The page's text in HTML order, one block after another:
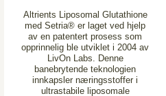
Altrients Liposomal Glutathione
med Setria® er laget ved hjelp
av en patentert prosess som
opprinnelig ble utviklet i 2004 av
LivOn Labs. Denne
banebrytende teknologien
innkapsler næringsstoffer i
ultrastabile liposomale